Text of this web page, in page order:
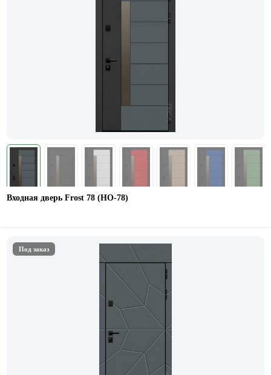
Входная дверь Frost 78 (НО-78)
Под заказ